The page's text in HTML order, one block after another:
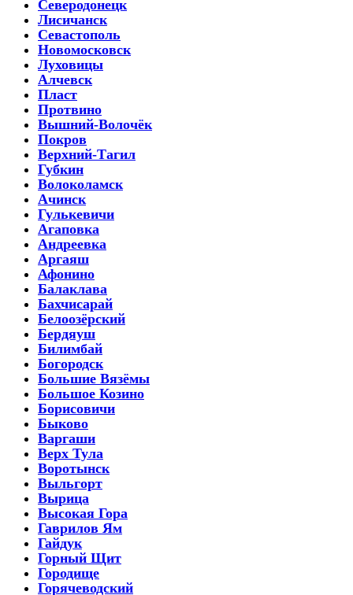
Северодонецк
Лисичанск
Севастополь
Новомосковск
Луховицы
Алчевск
Пласт
Протвино
Вышний-Волочёк
Покров
Верхний-Тагил
Губкин
Волоколамск
Ачинск
Гулькевичи
Агаповка
Андреевка
Аргаяш
Афонино
Балаклава
Бахчисарай
Белоозёрский
Бердяуш
Билимбай
Богородск
Большие Вязёмы
Большое Козино
Борисовичи
Быково
Варгаши
Верх Тула
Воротынск
Выльгорт
Вырица
Высокая Гора
Гаврилов Ям
Гайдук
Горный Щит
Городище
Горячеводский